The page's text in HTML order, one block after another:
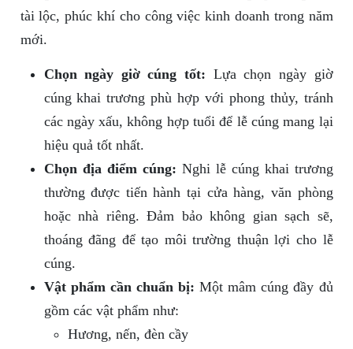
tài lộc, phúc khí cho công việc kinh doanh trong năm
mới.
Chọn ngày giờ cúng tốt: Lựa chọn ngày giờ
cúng khai trương phù hợp với phong thủy, tránh
các ngày xấu, không hợp tuổi để lễ cúng mang lại
hiệu quả tốt nhất.
Chọn địa điểm cúng: Nghi lễ cúng khai trương
thường được tiến hành tại cửa hàng, văn phòng
hoặc nhà riêng. Đảm bảo không gian sạch sẽ,
thoáng đãng để tạo môi trường thuận lợi cho lễ
cúng.
Vật phẩm cần chuẩn bị: Một mâm cúng đầy đủ
gồm các vật phẩm như:
Hương, nến, đèn cầy